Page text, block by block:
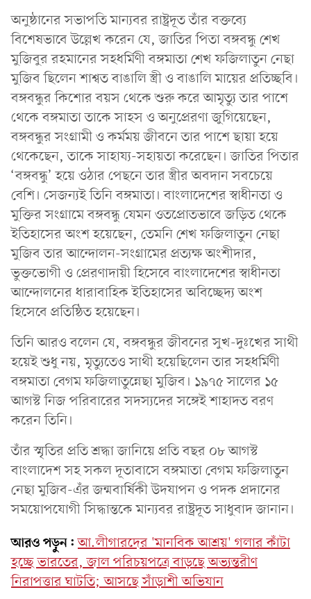
অনুষ্ঠানের সভাপতি মান্যবর রাষ্ট্রদূত তাঁর বক্তব্যে
বিশেষভাবে উল্লেখ করেন যে, জাতির পিতা বঙ্গবন্ধু শেখ
মুজিবুর রহমানের সহধর্মিণী বঙ্গমাতা শেখ ফজিলাতুন নেছা
মুজিব ছিলেন শাশ্বত বাঙালি স্ত্রী ও বাঙালি মায়ের প্রতিচ্ছবি।
বঙ্গবন্ধুর কিশোর বয়স থেকে শুরু করে আমৃত্যু তার পাশে
থেকে বঙ্গমাতা তাকে সাহস ও অনুপ্রেরণা জুগিয়েছেন,
বঙ্গবন্ধুর সংগ্রামী ও কর্মময় জীবনে তার পাশে ছায়া হয়ে
থেকেছেন, তাকে সাহায্য-সহায়তা করেছেন। জাতির পিতার
‘বঙ্গবন্ধু’ হয়ে ওঠার পেছনে তার স্ত্রীর অবদান সবচেয়ে
বেশি। সেজন্যই তিনি বঙ্গমাতা। বাংলাদেশের স্বাধীনতা ও
মুক্তির সংগ্রামে বঙ্গবন্ধু যেমন ওতপ্রোতভাবে জড়িত থেকে
ইতিহাসের অংশ হয়েছেন, তেমনি শেখ ফজিলাতুন নেছা
মুজিব তার আন্দোলন-সংগ্রামের প্রত্যক্ষ অংশীদার,
ভুক্তভোগী ও প্রেরণাদায়ী হিসেবে বাংলাদেশের স্বাধীনতা
আন্দোলনের ধারাবাহিক ইতিহাসের অবিচ্ছেদ্য অংশ
হিসেবে প্রতিষ্ঠিত হয়েছেন।
তিনি আরও বলেন যে, বঙ্গবন্ধুর জীবনের সুখ-দুঃখের সাথী
হয়েই শুধু নয়, মৃত্যুতেও সাথী হয়েছিলেন তার সহধর্মিণী
বঙ্গমাতা বেগম ফজিলাতুন্নেছা মুজিব। ১৯৭৫ সালের ১৫
আগস্ট নিজ পরিবারের সদস্যদের সঙ্গেই শাহাদত বরণ
করেন তিনি।
তাঁর স্মৃতির প্রতি শ্রদ্ধা জানিয়ে প্রতি বছর ০৮ আগস্ট
বাংলাদেশ সহ সকল দূতাবাসে বঙ্গমাতা বেগম ফজিলাতুন
নেছা মুজিব-এঁর জন্মবার্ষিকী উদযাপন ও পদক প্রদানের
সময়োপযোগী সিদ্ধান্তকে মান্যবর রাষ্ট্রদূত সাধুবাদ জানান।
আরও পড়ুন: আ.লীগারদের 'মানবিক আশ্রয়' গলার কাঁটা
হচ্ছে ভারতের, জাল পরিচয়পত্রে বাড়ছে অভ্যন্তরীণ
নিরাপত্তার ঘাটতি; আসছে সাঁড়াশী অভিযান